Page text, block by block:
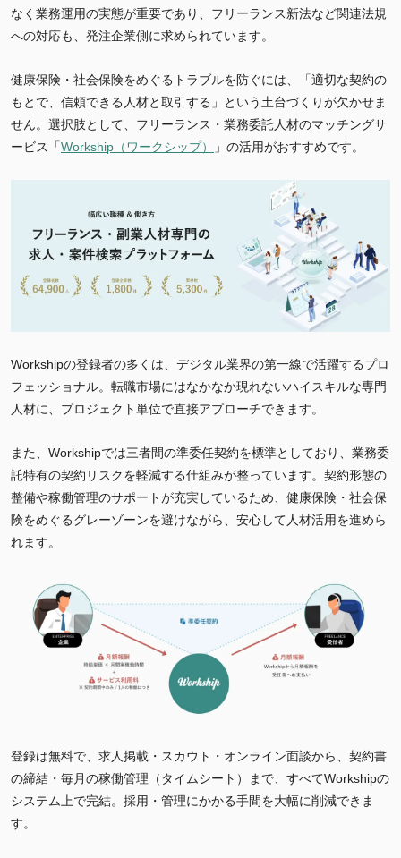
なく業務運用の実態が重要であり、フリーランス新法など関連法規
への対応も、発注企業側に求められています。
健康保険・社会保険をめぐるトラブルを防ぐには、「適切な契約の
もとで、信頼できる人材と取引する」という土台づくりが欠かせま
せん。選択肢として、フリーランス・業務委託人材のマッチングサ
ービス「Workship（ワークシップ） 」の活用がおすすめです。
Workshipの登録者の多くは、デジタル業界の第一線で活躍するプロ
フェッショナル。転職市場にはなかなか現れないハイスキルな専門
人材に、プロジェクト単位で直接アプローチできます。
また、Workshipでは三者間の準委任契約を標準としており、業務委
託特有の契約リスクを軽減する仕組みが整っています。契約形態の
整備や稼働管理のサポートが充実しているため、健康保険・社会保
険をめぐるグレーゾーンを避けながら、安心して人材活用を進めら
れます。
登録は無料で、求人掲載・スカウト・オンライン面談から、契約書
の締結・毎月の稼働管理（タイムシート）まで、すべてWorkshipの
システム上で完結。採用・管理にかかる手間を大幅に削減できま
す。